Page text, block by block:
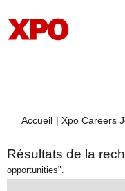
Accueil | Xpo Careers
Résultats de la
opportunities".